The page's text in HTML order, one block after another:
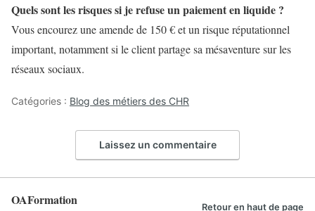
Quels sont les risques si je refuse un paiement en liquide ?
Vous encourez une amende de 150 € et un risque réputationnel
important, notamment si le client partage sa mésaventure sur les
réseaux sociaux.
Catégories : Blog des métiers des CHR
Laissez un commentaire
OAFormation Retour en haut de page